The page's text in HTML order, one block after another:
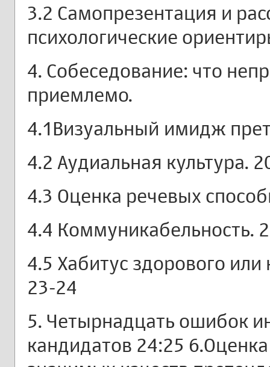
3.2 Самопрезентация и
психологические
4. Собеседование: что
приемлемо.
4.1Визуальный имидж
4.2 Аудиальная культура.
4.3 Оценка речевых
4.4 Коммуникабельность.
4.5 Хабитус здорового
23-24
5. Четырнадцать ошибок
кандидатов 24:25